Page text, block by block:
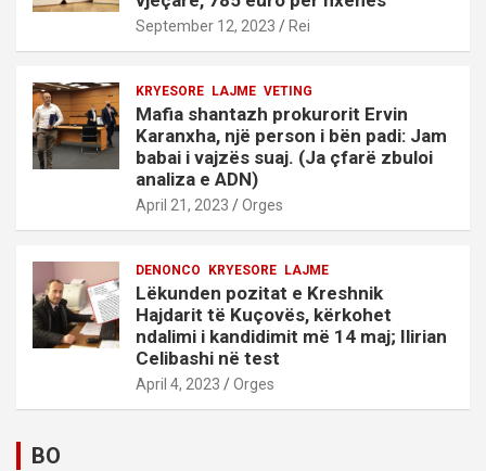
September 12, 2023 Rei
KRYESORE LAJME VETING
Mafia shantazh prokurorit Ervin
Karanxha, një person i bën padi: Jam
babai i vajzës suaj. (Ja çfarë zbuloi
analiza e ADN)
April 21, 2023 Orges
DENONCO KRYESORE LAJME
Lëkunden pozitat e Kreshnik
Hajdarit të Kuçovës, kërkohet
ndalimi i kandidimit më 14 maj; Ilirian
Celibashi në test
April 4, 2023 Orges
BO